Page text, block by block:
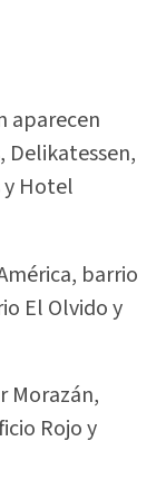
aparecen
Delikatessen,
y Hotel
barrio
El Olvido y
Morazán,
Rojo y